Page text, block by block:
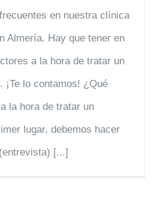
en nuestra clínica
Almería. Hay que tener en
a la hora de tratar un
¡Te lo contamos! ¿Qué
la hora de tratar un
lugar, debemos hacer
[...]